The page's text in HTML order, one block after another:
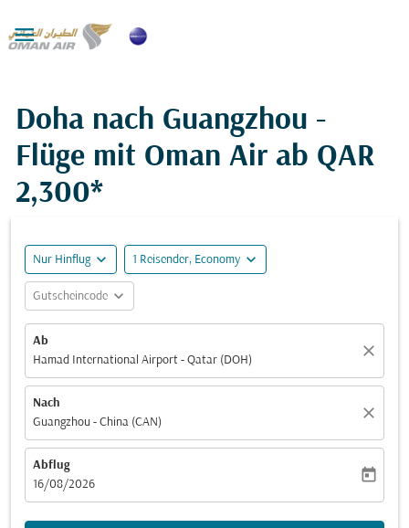

Doha nach Guangzhou -
Flüge mit Oman Air ab QAR
2,300*
Nur Hinflug expand_more 1 Reisender, Economy expand_more
Gutscheincode expand_more
Ab
Hamad International Airport - Qatar (DOH)
close
Nach
Guangzhou - China (CAN)
close
Abflug
fc-booking-departure-date-aria-label
16/08/2026
today